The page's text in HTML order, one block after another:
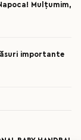
Mulțumim,
importante